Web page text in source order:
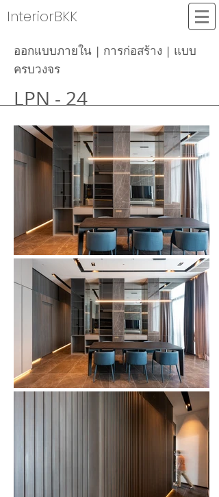
InteriorBKK
ออกแบบภายใน | การก่อสร้าง | แบบ
ครบวงจร
LPN - 24